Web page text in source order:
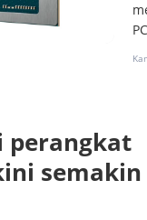
perangkat
semakin